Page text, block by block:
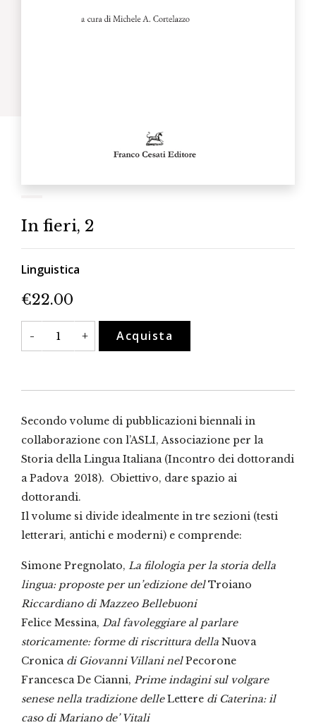
In fieri, 2
Linguistica
€22.00
-
In
fieri,
2
+ Acquista
Secondo volume di pubblicazioni biennali in
collaborazione con l’ASLI, Associazione per la
Storia della Lingua Italiana (Incontro dei dottorandi
a Padova 2018). Obiettivo, dare spazio ai
dottorandi.
Il volume si divide idealmente in tre sezioni (testi
letterari, antichi e moderni) e comprende:
Simone Pregnolato, La filologia per la storia della
lingua: proposte per un’edizione delTroiano
Riccardiano di Mazzeo Bellebuoni
Felice Messina, Dal favoleggiare al parlare
storicamente: forme di riscrittura della Nuova
Cronicadi Giovanni Villani nelPecorone
Francesca De Cianni, Prime indagini sul volgare
senese nella tradizione delleLettere di Caterina: il
caso di Mariano de’ Vitali